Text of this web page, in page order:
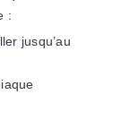
:
jusqu’au